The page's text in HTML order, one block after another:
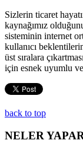
Sizlerin ticaret
kaynağımız
sisteminin internet
kullanıcı
üst sıralara
için esnek uyumlu
back to top
NELER